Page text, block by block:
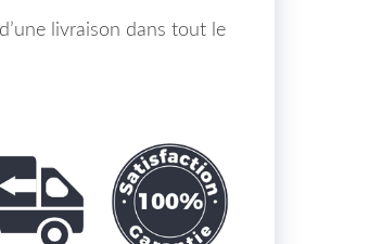
livraison dans tout le